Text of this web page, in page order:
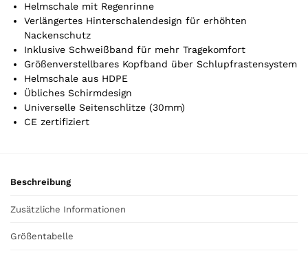
l
.
o
u
i
0
0
Helmschale mit Regenrinne
Verlängertes Hinterschalendesign für erhöhten
Nackenschutz
Inklusive Schweißband für mehr Tragekomfort
Größenverstellbares Kopfband über Schlupfrastensystem
Helmschale aus HDPE
Übliches Schirmdesign
Universelle Seitenschlitze (30mm)
CE zertifiziert
Beschreibung
Zusätzliche Informationen
Größentabelle